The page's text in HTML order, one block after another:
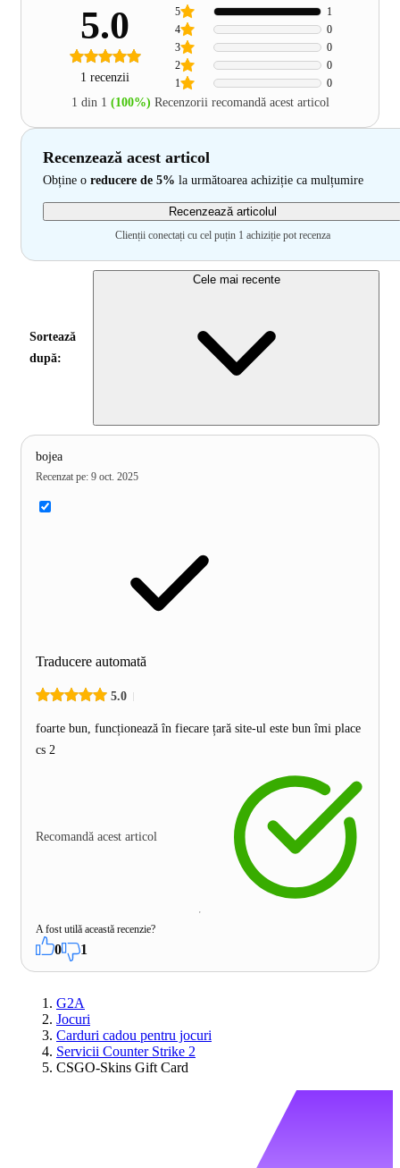
5.0
1 recenzii 1 0
2 0
3 0
4 0
5 1
1 din 1 (100%) Recenzorii recomandă acest articol
Recenzează acest articol
Obține o reducere de 5% la următoarea achiziție ca mulțumire
Recenzează articolul
Clienții conectați cu cel puțin 1 achiziție pot recenza
Sortează
după:
Cele mai recente
bojea
Recenzat pe: 9 oct. 2025
Traducere automată
5.0
foarte bun, funcționează în fiecare țară site-ul este bun îmi place
cs 2
Recomandă acest articol
A fost utilă această recenzie?
0 1
G2A
Jocuri
Carduri cadou pentru jocuri
Servicii Counter Strike 2
CSGO-Skins Gift Card